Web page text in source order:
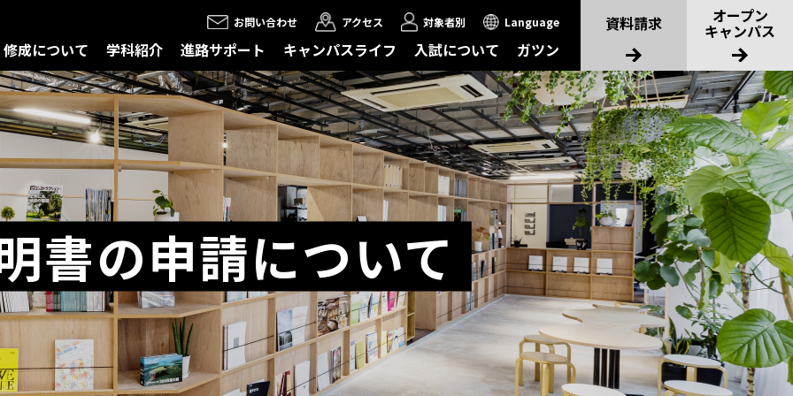
お問い合わせ アクセス 対象者別 Language
修成について 学科紹介 進路サポート キャンパスライフ 入試について ガツン
資料請求 オープン
キャンパス
書の申請について